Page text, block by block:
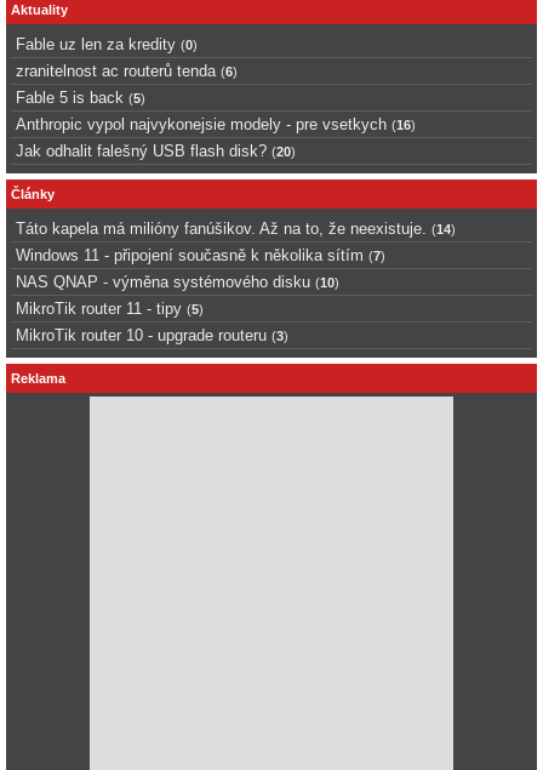
Aktuality
Fable uz len za kredity (0)
zranitelnost ac routerů tenda (6)
Fable 5 is back (5)
Anthropic vypol najvykonejsie modely - pre vsetkych (16)
Jak odhalit falešný USB flash disk? (20)
Články
Táto kapela má milióny fanúšikov. Až na to, že neexistuje. (14)
Windows 11 - připojení současně k několika sítím (7)
NAS QNAP - výměna systémového disku (10)
MikroTik router 11 - tipy (5)
MikroTik router 10 - upgrade routeru (3)
Reklama